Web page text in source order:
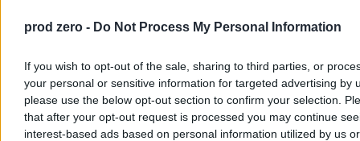
prod zero - Do Not Process My Personal Information
If you wish to opt-out of the sale, sharing to third parties, or
your personal or sensitive information for targeted advertising by
please use the below opt-out section to confirm your selection.
that after your opt-out request is processed you may continue
interest-based ads based on personal information utilized by us or
Zero.pl Przemysław Makarewicz z Instytutu Meteorologii i
Gospodarki Wodnej.
Paweł Żurek
Wczoraj 19:12
4 min